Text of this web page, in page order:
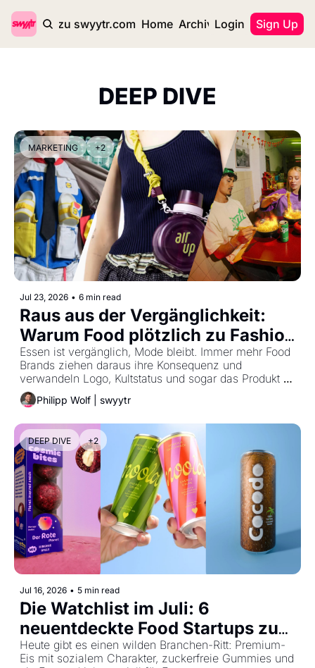
zurück zu swyytr.com Home Archive Tags
Login Sign Up
DEEP DIVE
MARKETING +2
Jul 23, 2026 • 6 min read
Raus aus der Vergänglichkeit:
Warum Food plötzlich zu Fashion
wird
Essen ist vergänglich, Mode bleibt. Immer mehr Food
Brands ziehen daraus ihre Konsequenz und
verwandeln Logo, Kultstatus und sogar das Produkt
selbst in tragbaren Lifestyle.
Philipp Wolf | swyytr
DEEP DIVE +2
Jul 16, 2026 • 5 min read
Die Watchlist im Juli: 6
neuentdeckte Food Startups zum
genießen
Heute gibt es einen wilden Branchen-Ritt: Premium-
Eis mit sozialem Charakter, zuckerfreie Gummies und